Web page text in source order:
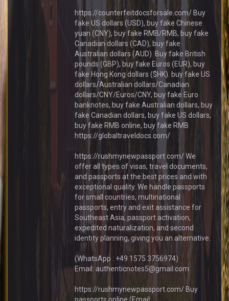
https://counterfeitdocsforsale.com/ Buy
fake US dollars (USD), buy fake Chinese
yuan (CNY), buy fake RMB/RMB, buy fake
Canadian dollars (CAD), buy fake
Australian dollars (AUD) Buy fake British
pounds (GBP), buy fake Euros (EUR), buy
fake Hong Kong dollars ($HK). buy fake US
dollars/Australian dollars/Canadian
dollars/CNY/Euros/CNY, buy fake Euro
banknotes, buy fake Australian dollars, buy
fake Canadian dollars, buy fake US dollars,
buy fake RMB online, buy fake RMB
https://globaltraveldocs.com/
https://rushmynewpassport.com/ We
offer all types of visas, travel documents,
and passports at the best prices and with
exceptional quality. We handle passports
for small countries, multinational
passports, entry and exit assistance for
Southeast Asia, passport activation,
expedited naturalization, and second
identity planning, giving you an alternative.
(WhatsApp : +49 1575 3756974)
Email: authenticnotes5@gmail.com
https://rushmynewpassport.com/ Buy